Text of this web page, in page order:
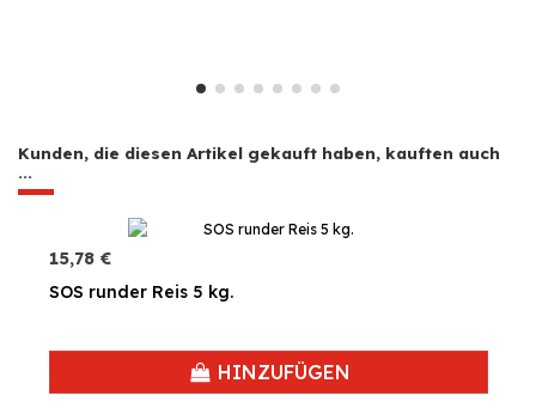
Kunden, die diesen Artikel gekauft haben, kauften auch
...
15,78 €
SOS runder Reis 5 kg.
HINZUFÜGEN